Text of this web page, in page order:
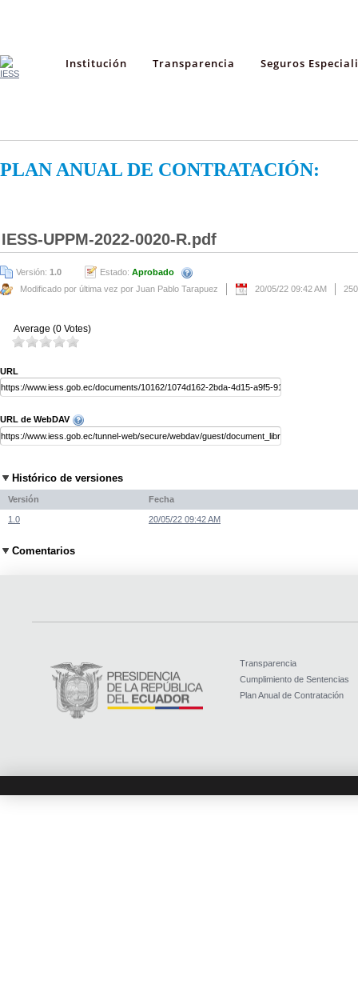
Institución Transparencia Seguros
PLAN ANUAL DE CONTRATACIÓN:
IESS-UPPM-2022-0020-R.pdf
Versión: 1.0 Estado: Aprobado
Modificado por última vez por Juan Pablo Tarapuez
20/05/22 09:42 AM
Average (0 Votes)
URL
URL de WebDAV
Histórico de versiones
Versión Fecha
1.0 20/05/22 09:42 AM
Comentarios
Transparencia
Cumplimiento de Sentencias
Plan Anual de Contratación